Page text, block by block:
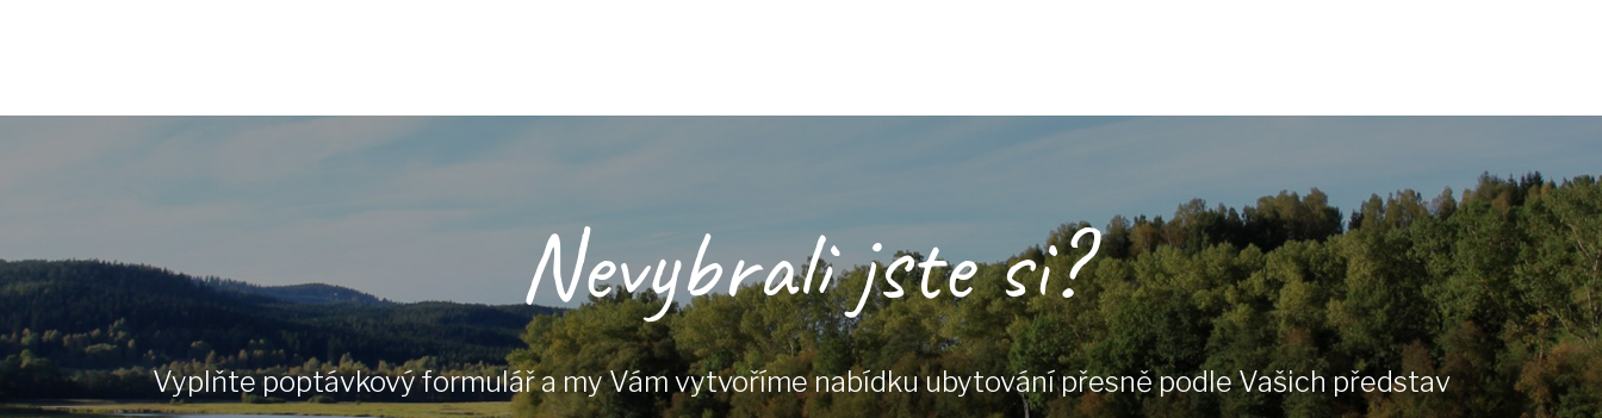
Nevybrali jste si?
Vyplňte poptávkový formulář a my Vám vytvoříme nabídku ubytování přesně podle Vašich představ